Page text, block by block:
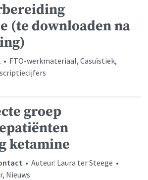
(te downloaden na
• FTO-werkmateriaal, Casuïstiek,
groep
ketamine
• Auteur: Laura ter Steege •
Nieuws